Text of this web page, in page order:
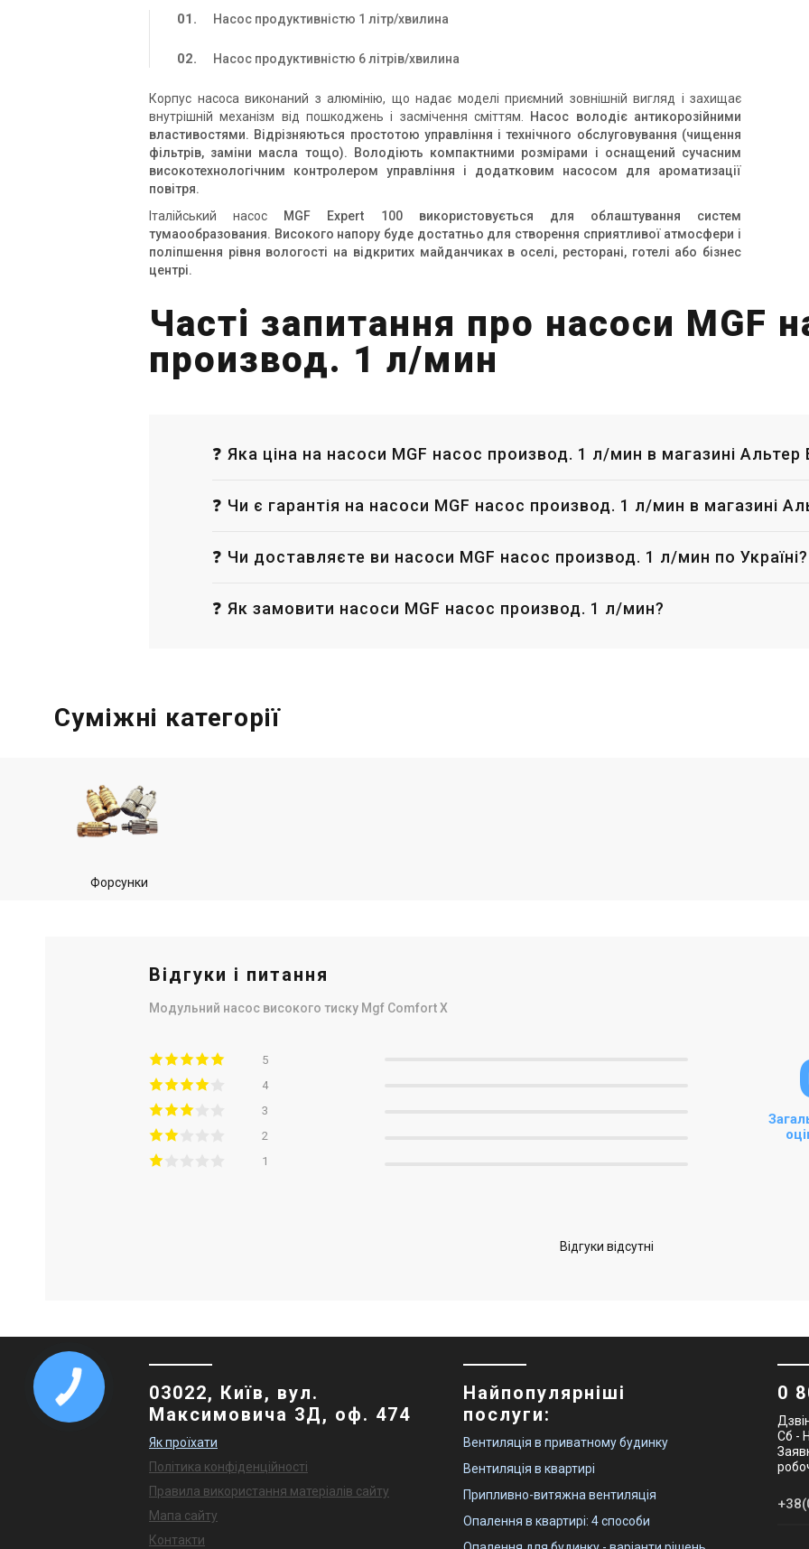
Насос продуктивністю 1 літр/хвилина
Насос продуктивністю 6 літрів/хвилина
Корпус насоса виконаний з алюмінію, що надає моделі приємний зовнішній вигляд і захищає
внутрішній механізм від пошкоджень і засмічення сміттям.
Насос володіє антикорозійними
властивостями. Відрізняються простотою управління і технічного обслуговування (чищення
фільтрів, заміни масла тощо). Володіють компактними розмірами і оснащений сучасним
високотехнологічним контролером управління і додатковим насосом для ароматизації
повітря.
Італійський насос
MGF Expert 100 використовується для облаштування систем
тумаообразования. Високого напору буде достатньо для створення сприятливої атмосфери і
поліпшення рівня вологості на відкритих майданчиках в оселі, ресторані, готелі або бізнес
центрі.
Часті запитання про насоси MGF
производ. 1 л/мин
❓ Яка ціна на насоси MGF насос производ. 1 л/мин в магазині Альтер
❓ Чи є гарантія на насоси MGF насос производ. 1 л/мин в магазині
❓ Чи доставляєте ви насоси MGF насос производ. 1 л/мин по Україні?
❓ Як замовити насоси MGF насос производ. 1 л/мин?
Суміжні категорії
Форсунки
Відгуки і питання
Модульний насос високого тиску Mgf Comfort X
5
4
3
2
1
Відгуки відсутні
03022, Київ, вул.
Максимовича 3Д, оф. 474
Як проїхати
Політика конфіденційності
Правила використання матеріалів сайту
Мапа сайту
Контакти
Найпопулярніші
послуги:
Вентиляція в приватному будинку
Вентиляція в квартирі
Припливно-витяжна вентиляція
Опалення в квартирі: 4 способи
0
Сб -